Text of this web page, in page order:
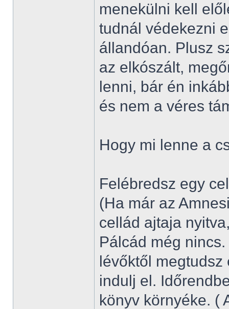
menekülni kell
tudnál védekezni
állandóan. Plusz
az elkószált,
lenni, bár én
és nem a véres
Hogy mi lenne a
Felébredsz egy
(Ha már az
cellád ajtaja
Pálcád még
lévőktől
indulj el.
könyv környéke. (